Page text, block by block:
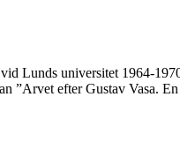
vid Lunds universitet 1964-
”Arvet efter Gustav Vasa.